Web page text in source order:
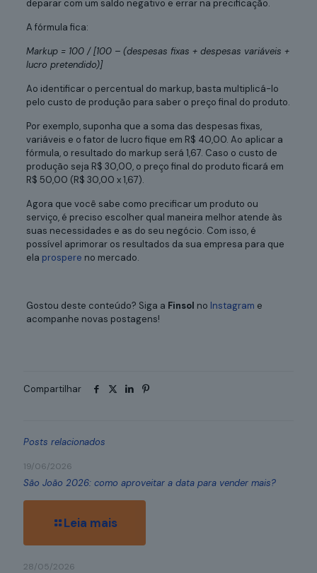
deparar com um saldo negativo e errar na precificação.
A fórmula fica:
Markup = 100 / [100 – (despesas fixas + despesas variáveis +
lucro pretendido)]
Ao identificar o percentual do markup, basta multiplicá-lo
pelo custo de produção para saber o preço final do produto.
Por exemplo, suponha que a soma das despesas fixas,
variáveis e o fator de lucro fique em R$ 40,00. Ao aplicar a
fórmula, o resultado do markup será 1,67. Caso o custo de
produção seja R$ 30,00, o preço final do produto ficará em
R$ 50,00 (R$ 30,00 x 1,67).
Agora que você sabe como precificar um produto ou
serviço, é preciso escolher qual maneira melhor atende às
suas necessidades e as do seu negócio. Com isso, é
possível aprimorar os resultados da sua empresa para que
ela prospere no mercado.
Gostou deste conteúdo? Siga a Finsol no Instagram e
acompanhe novas postagens!
Compartilhar
Posts relacionados
19/06/2026
São João 2026: como aproveitar a data para vender mais?
Leia mais
28/05/2026